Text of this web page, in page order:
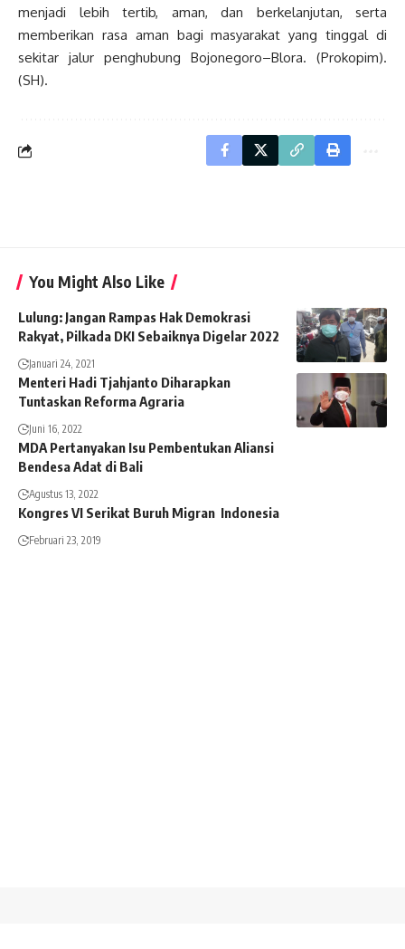
menjadi lebih tertib, aman, dan berkelanjutan, serta
memberikan rasa aman bagi masyarakat yang tinggal di
sekitar jalur penghubung Bojonegoro–Blora. (Prokopim).
(SH).
You Might Also Like
Lulung: Jangan Rampas Hak Demokrasi
Rakyat, Pilkada DKI Sebaiknya Digelar 2022
Januari 24, 2021
Menteri Hadi Tjahjanto Diharapkan
Tuntaskan Reforma Agraria
Juni 16, 2022
MDA Pertanyakan Isu Pembentukan Aliansi
Bendesa Adat di Bali
Agustus 13, 2022
Kongres VI Serikat Buruh Migran Indonesia
Februari 23, 2019